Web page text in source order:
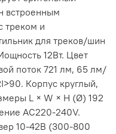
встроенным
треком и
для треков/шин
12Вт. Цвет
поток 721 лм, 65 лм/
Корпус круглый,
L × W × H (Ø) 192
AC220-240V.
10-42В (300-800